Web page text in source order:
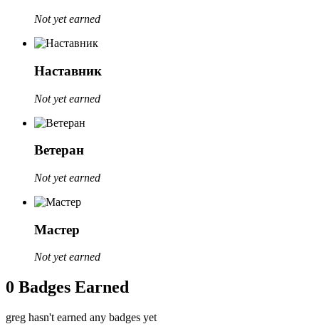
Not yet earned
Наставник
Not yet earned
Ветеран
Not yet earned
Мастер
Not yet earned
0 Badges Earned
greg hasn't earned any badges yet